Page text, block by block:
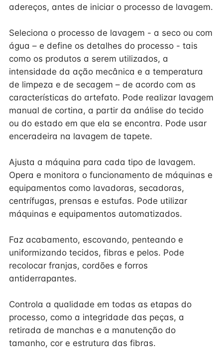
adereços, antes de iniciar o processo de lavagem.
Seleciona o processo de lavagem - a seco ou com
água – e define os detalhes do processo - tais
como os produtos a serem utilizados, a
intensidade da ação mecânica e a temperatura
de limpeza e de secagem – de acordo com as
características do artefato. Pode realizar lavagem
manual de cortina, a partir da análise do tecido
ou do estado em que ela se encontra. Pode usar
enceradeira na lavagem de tapete.
Ajusta a máquina para cada tipo de lavagem.
Opera e monitora o funcionamento de máquinas e
equipamentos como lavadoras, secadoras,
centrífugas, prensas e estufas. Pode utilizar
máquinas e equipamentos automatizados.
Faz acabamento, escovando, penteando e
uniformizando tecidos, fibras e pelos. Pode
recolocar franjas, cordões e forros
antiderrapantes.
Controla a qualidade em todas as etapas do
processo, como a integridade das peças, a
retirada de manchas e a manutenção do
tamanho, cor e estrutura das fibras.